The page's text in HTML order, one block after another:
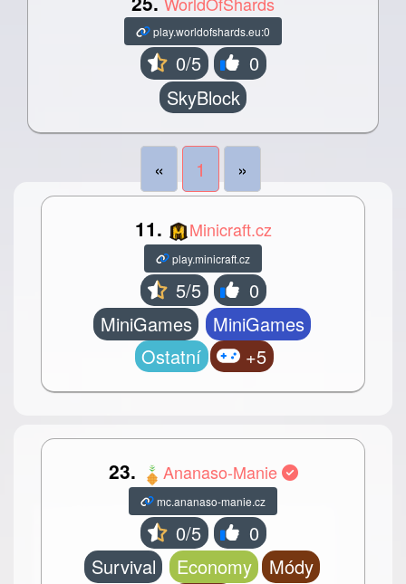
play.worldofshards.eu:0
0/5
0
SkyBlock
« 1 »
11. Minicraft.cz
play.minicraft.cz
5/5
0
MiniGames
MiniGames
Ostatní
+5
23. Ananaso-Manie
mc.ananaso-manie.cz
0/5
0
Survival
Economy
Módy